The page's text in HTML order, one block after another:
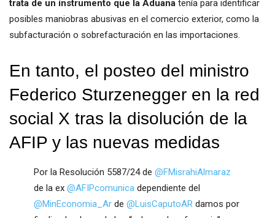
trata de un instrumento que la Aduana tenía para identificar
posibles maniobras abusivas en el comercio exterior, como la
subfacturación o sobrefacturación en las importaciones.
En tanto, el posteo del ministro
Federico Sturzenegger en la red
social X tras la disolución de la
AFIP y las nuevas medidas
Por la Resolución 5587/24 de @FMisrahiAlmaraz
de la ex @AFIPcomunica dependiente del
@MinEconomia_Ar de @LuisCaputoAR damos por